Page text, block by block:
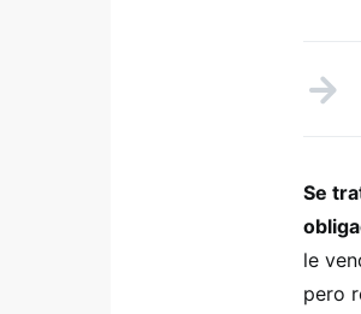
Se
le
pero